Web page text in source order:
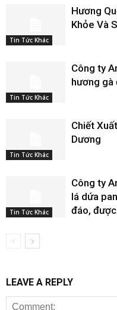
Tin Tức Khác
Hương
Khỏe Và
Tin Tức Khác
Công ty
hương gà
Tin Tức Khác
Chiết
Dương
Tin Tức Khác
Công ty
lá dứa
đáo,
LEAVE A REPLY